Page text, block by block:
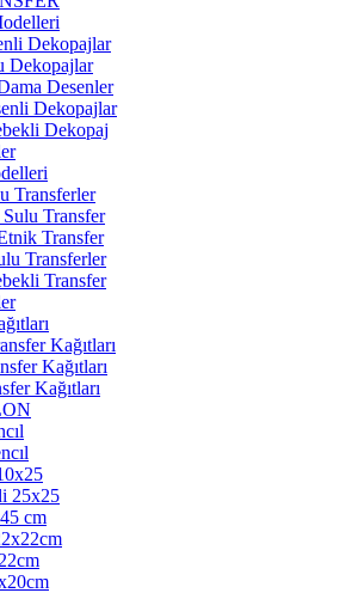
Dekopajlar
Dekopajlar
Desenler
Dekopajlar
Dekopaj
Transferler
Sulu Transfer
Transfer
Transferler
Transfer
Kağıtları
Kağıtları
Kağıtları
25x25
cm